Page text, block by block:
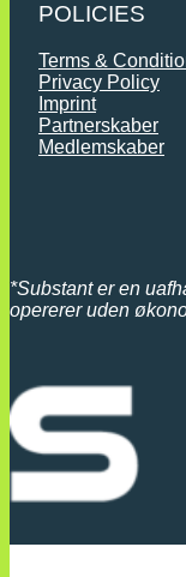
POLICIES
Terms &
Privacy Policy
Imprint
Partnerskaber
Medlemskaber
*Substant er en
opererer uden